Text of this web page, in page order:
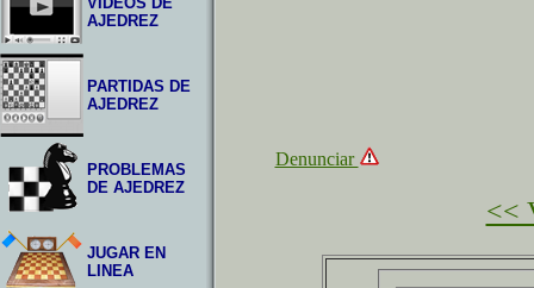
AJEDREZ
PARTIDAS DE
AJEDREZ
PROBLEMAS
DE AJEDREZ
JUGAR EN
LINEA
Denunciar
<<